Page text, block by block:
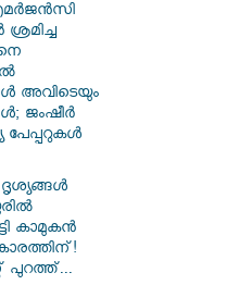
അവിടെയും
ജംഷീർ
പേപ്പറുകൾ
ദൃശ്യങ്ങൾ
കാമുകൻ
പുറത്ത്...